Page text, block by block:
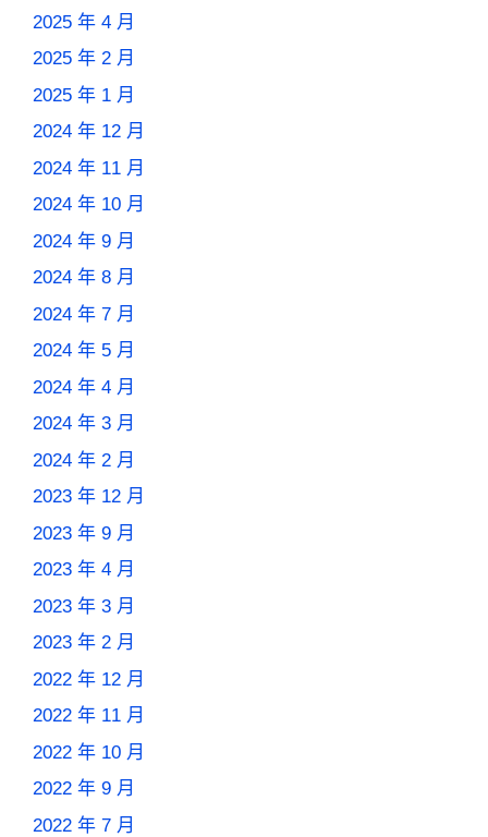
2025 年 4 月
2025 年 2 月
2025 年 1 月
2024 年 12 月
2024 年 11 月
2024 年 10 月
2024 年 9 月
2024 年 8 月
2024 年 7 月
2024 年 5 月
2024 年 4 月
2024 年 3 月
2024 年 2 月
2023 年 12 月
2023 年 9 月
2023 年 4 月
2023 年 3 月
2023 年 2 月
2022 年 12 月
2022 年 11 月
2022 年 10 月
2022 年 9 月
2022 年 7 月